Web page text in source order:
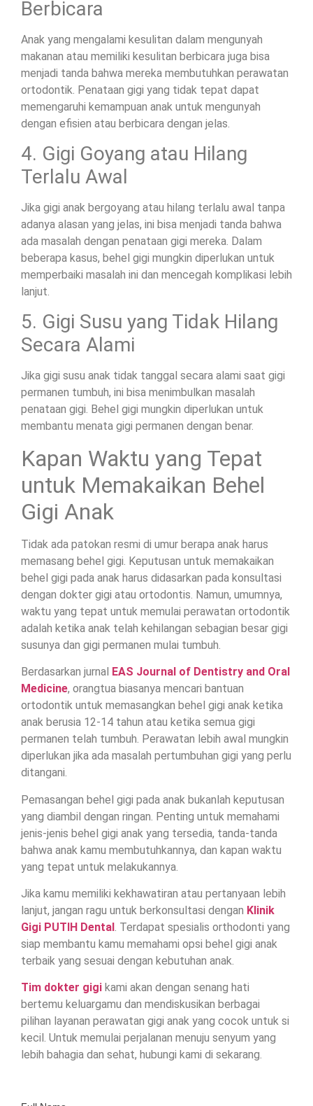
Berbicara
Anak yang mengalami kesulitan dalam mengunyah
makanan atau memiliki kesulitan berbicara juga bisa
menjadi tanda bahwa mereka membutuhkan perawatan
ortodontik. Penataan gigi yang tidak tepat dapat
memengaruhi kemampuan anak untuk mengunyah
dengan efisien atau berbicara dengan jelas.
4. Gigi Goyang atau Hilang
Terlalu Awal
Jika gigi anak bergoyang atau hilang terlalu awal tanpa
adanya alasan yang jelas, ini bisa menjadi tanda bahwa
ada masalah dengan penataan gigi mereka. Dalam
beberapa kasus, behel gigi mungkin diperlukan untuk
memperbaiki masalah ini dan mencegah komplikasi lebih
lanjut.
5. Gigi Susu yang Tidak Hilang
Secara Alami
Jika gigi susu anak tidak tanggal secara alami saat gigi
permanen tumbuh, ini bisa menimbulkan masalah
penataan gigi. Behel gigi mungkin diperlukan untuk
membantu menata gigi permanen dengan benar.
Kapan Waktu yang Tepat
untuk Memakaikan Behel
Gigi Anak
Tidak ada patokan resmi di umur berapa anak harus
memasang behel gigi. Keputusan untuk memakaikan
behel gigi pada anak harus didasarkan pada konsultasi
dengan dokter gigi atau ortodontis. Namun, umumnya,
waktu yang tepat untuk memulai perawatan ortodontik
adalah ketika anak telah kehilangan sebagian besar gigi
susunya dan gigi permanen mulai tumbuh.
Berdasarkan jurnal EAS Journal of Dentistry and Oral
Medicine, orangtua biasanya mencari bantuan
ortodontik untuk memasangkan behel gigi anak ketika
anak berusia 12-14 tahun atau ketika semua gigi
permanen telah tumbuh. Perawatan lebih awal mungkin
diperlukan jika ada masalah pertumbuhan gigi yang perlu
ditangani.
Pemasangan behel gigi pada anak bukanlah keputusan
yang diambil dengan ringan. Penting untuk memahami
jenis-jenis behel gigi anak yang tersedia, tanda-tanda
bahwa anak kamu membutuhkannya, dan kapan waktu
yang tepat untuk melakukannya.
Jika kamu memiliki kekhawatiran atau pertanyaan lebih
lanjut, jangan ragu untuk berkonsultasi dengan Klinik
Gigi PUTIH Dental. Terdapat spesialis orthodonti yang
siap membantu kamu memahami opsi behel gigi anak
terbaik yang sesuai dengan kebutuhan anak.
Tim dokter gigi kami akan dengan senang hati
bertemu keluargamu dan mendiskusikan berbagai
pilihan layanan perawatan gigi anak yang cocok untuk si
kecil. Untuk memulai perjalanan menuju senyum yang
lebih bahagia dan sehat, hubungi kami di sekarang.